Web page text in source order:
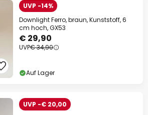
UVP -14%
Downlight Ferro, braun, Kunststoff, 6
cm hoch, GX53
€ 29,90
UVP€ 34,90
Auf Lager
UVP -€ 20,00